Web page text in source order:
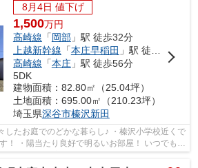
8月4日 値下げ
1,500万円
高崎線 「岡部」駅 徒歩32分
上越新幹線 「本庄早稲田 」駅 徒歩52分
高崎線 「本庄」駅 徒歩56分
5DK
建物面積：82.80㎡（25.04坪）
土地面積：695.00㎡（210.23坪）
埼玉県深谷市榛沢新田
したお庭でのどかな暮らし♪ ・榛沢小学校近くで
陽当たり良好で明るいお部屋！ いつでもお
♪ 駅からの送迎が...